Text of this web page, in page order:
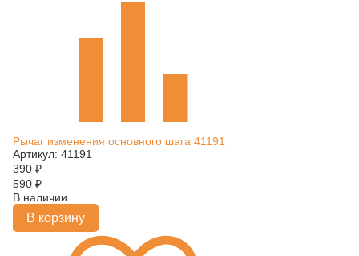
Рычаг изменения основного шага 41191
Артикул: 41191
390 ₽
590 ₽
В наличии
В корзину